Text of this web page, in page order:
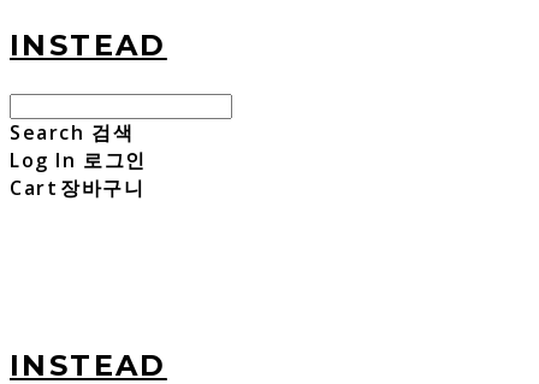
INSTEAD
Search 검색
Log In 로그인
Cart 장바구니
INSTEAD